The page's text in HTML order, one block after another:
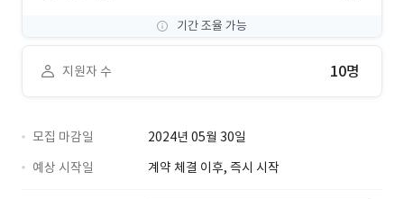
기간 조율 가능
지원자 수 10명
모집 마감일
2024년 05월 30일
예상 시작일
계약 체결 이후, 즉시 시작